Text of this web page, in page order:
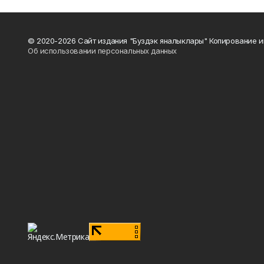
© 2020-2026 Сайт издания "Буздэк яналыклары" Копирование
Об использовании персональных данных